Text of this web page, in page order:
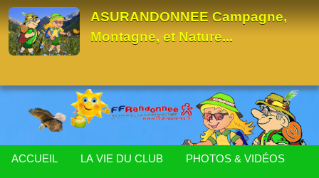
ASURANDONNEE Campagne,
Montagne, et Nature...
ACCUEIL LA VIE DU CLUB PHOTOS & VIDÉOS
Panneau de gestion des cookies